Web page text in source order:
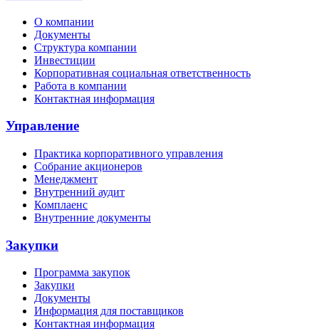
О компании
Документы
Структура компании
Инвестиции
Корпоративная социальная ответственность
Работа в компании
Контактная информация
Управление
Практика корпоративного управления
Собрание акционеров
Менеджмент
Внутренний аудит
Комплаенс
Внутренние документы
Закупки
Программа закупок
Закупки
Документы
Информация для поставщиков
Контактная информация